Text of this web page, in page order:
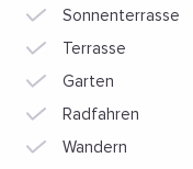
Sonnenterrasse
Terrasse
Garten
Radfahren
Wandern